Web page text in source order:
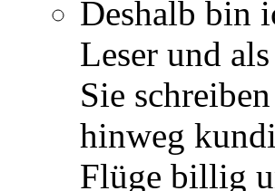
Deshalb bin
Leser und
Sie
hinweg
Flüge billig